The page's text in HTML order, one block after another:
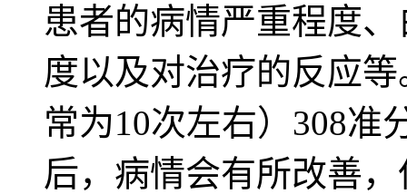
患者的病情严重程度
度以及对治疗的反应
常为10次左右）308准
后，病情会有所改善